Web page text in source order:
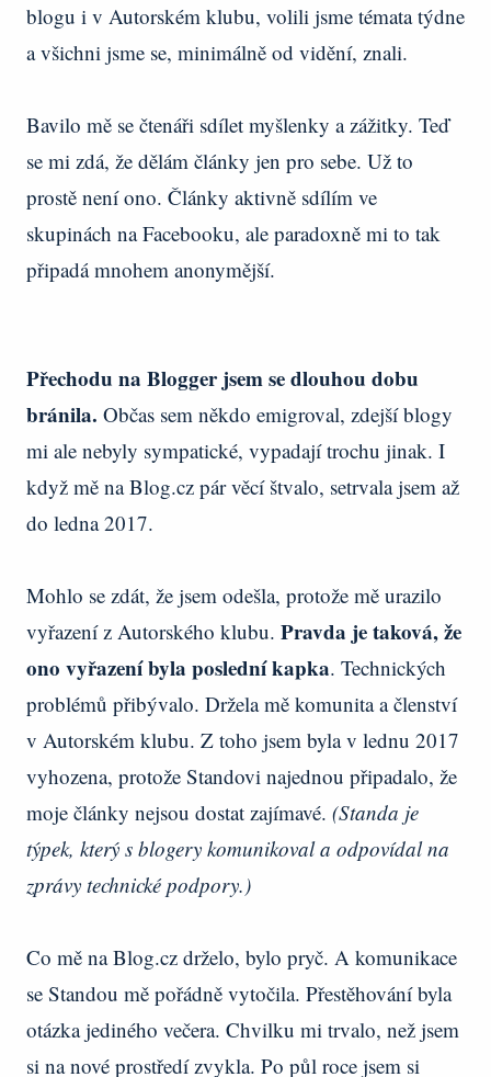
blogu i v Autorském klubu, volili jsme témata týdne
a všichni jsme se, minimálně od vidění, znali.
Bavilo mě se čtenáři sdílet myšlenky a zážitky. Teď
se mi zdá, že dělám články jen pro sebe. Už to
prostě není ono. Články aktivně sdílím ve
skupinách na Facebooku, ale paradoxně mi to tak
připadá mnohem anonymější.
Přechodu na Blogger jsem se dlouhou dobu
bránila. Občas sem někdo emigroval, zdejší blogy
mi ale nebyly sympatické, vypadají trochu jinak. I
když mě na Blog.cz pár věcí štvalo, setrvala jsem až
do ledna 2017.
Mohlo se zdát, že jsem odešla, protože mě urazilo
vyřazení z Autorského klubu. Pravda je taková, že
ono vyřazení byla poslední kapka. Technických
problémů přibývalo. Držela mě komunita a členství
v Autorském klubu. Z toho jsem byla v lednu 2017
vyhozena, protože Standovi najednou připadalo, že
moje články nejsou dostat zajímavé. (Standa je
týpek, který s blogery komunikoval a odpovídal na
zprávy technické podpory.)
Co mě na Blog.cz drželo, bylo pryč. A komunikace
se Standou mě pořádně vytočila. Přestěhování byla
otázka jediného večera. Chvilku mi trvalo, než jsem
si na nové prostředí zvykla. Po půl roce jsem si